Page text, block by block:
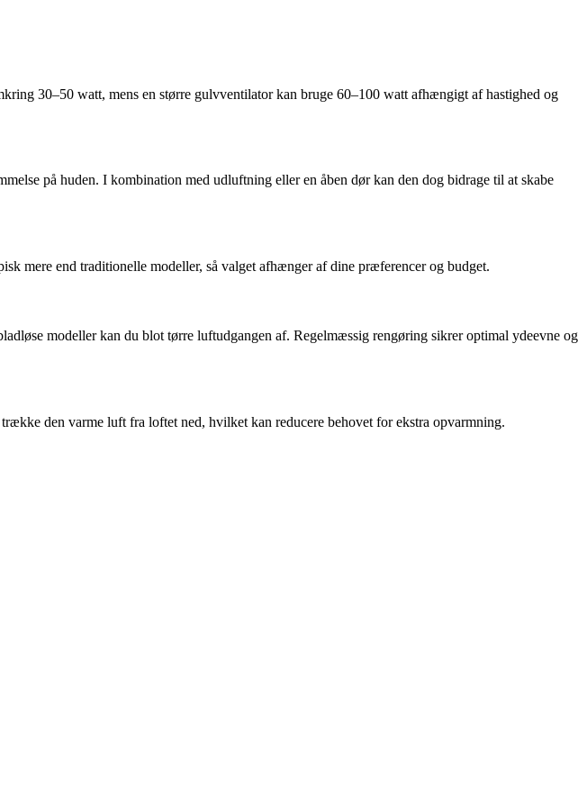
30–50 watt, mens en større gulvventilator kan bruge 60–100 watt afhængigt af hastighed og
på huden. I kombination med udluftning eller en åben dør kan den dog bidrage til at skabe
mere end traditionelle modeller, så valget afhænger af dine præferencer og budget.
modeller kan du blot tørre luftudgangen af. Regelmæssig rengøring sikrer optimal ydeevne og
den varme luft fra loftet ned, hvilket kan reducere behovet for ekstra opvarmning.